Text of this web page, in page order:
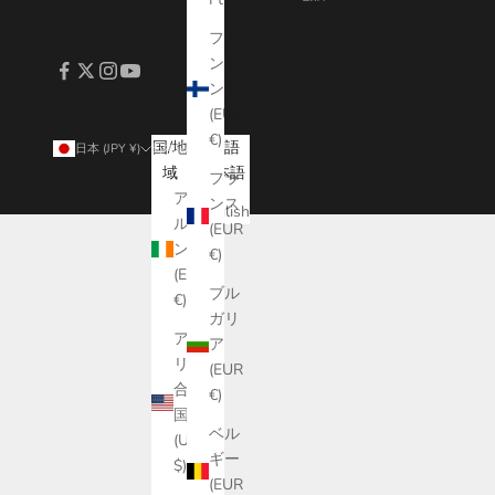
フィ
ンラ
ンド
(EUR
€)
フラ
ンス
(EUR
€)
ブル
ガリ
ア
(EUR
€)
ベル
ギー
(EUR
日本 (JPY ¥)
国/地
域
アイ
ルラ
ンド
(EUR
€)
アメ
リカ
合衆
国
(USD
$)
日本語
言語
日本語
English